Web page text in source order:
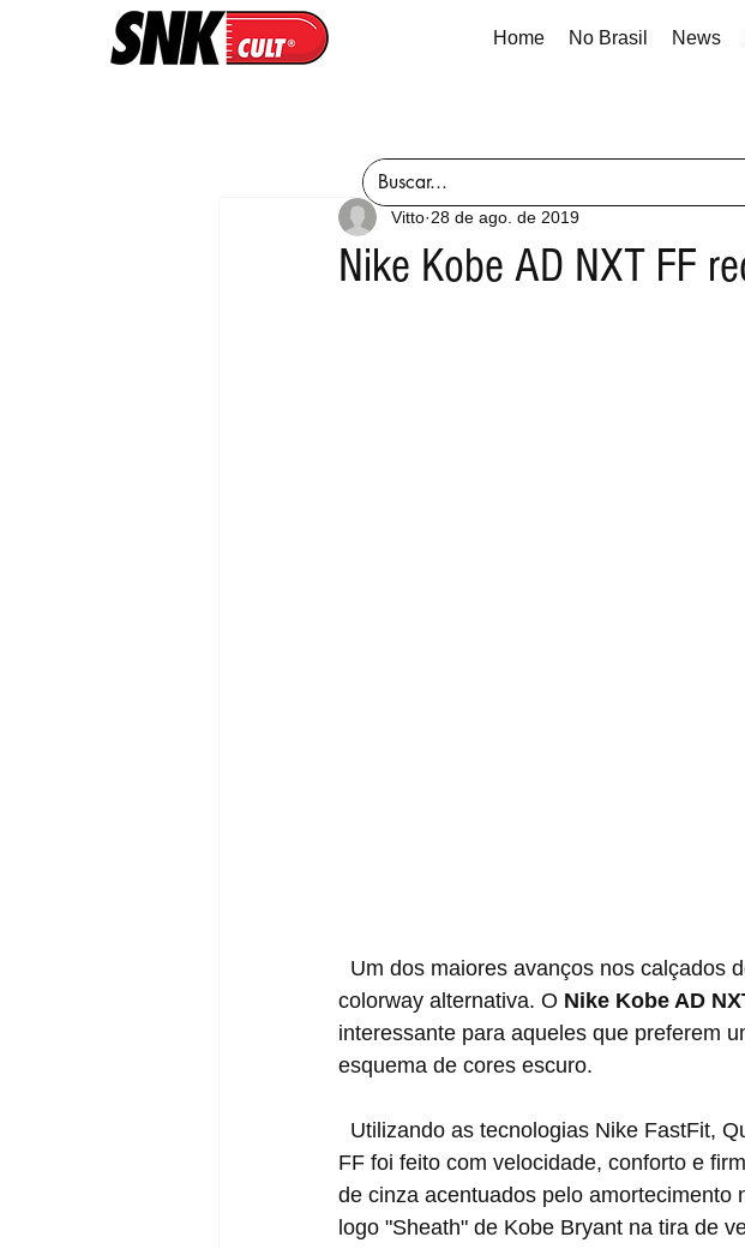
Home No Brasil News
Nike Kobe AD NXT FF
Vitto 28 de ago. de 2019
colorway alternativa. O Nike Kobe AD
interessante para aqueles que preferem
esquema de cores escuro.
FF foi feito com velocidade, conforto e
de cinza acentuados pelo amortecimento
logo "Sheath" de Kobe Bryant na tira de